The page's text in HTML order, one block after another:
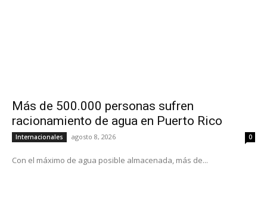
Más de 500.000 personas sufren
racionamiento de agua en Puerto Rico
Internacionales agosto 8, 2026 0
Con el máximo de agua posible almacenada, más de...